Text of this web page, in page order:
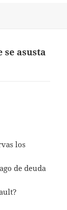
se asusta
los
de deuda